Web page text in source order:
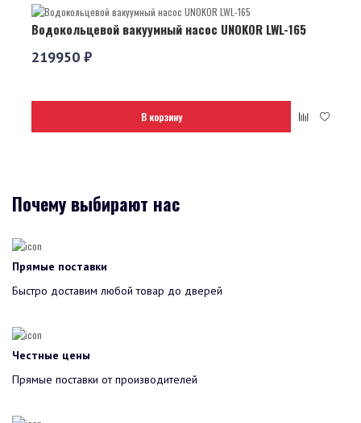
Водокольцевой вакуумный насос UNOKOR LWL-165
219950 ₽
В корзину
Почему выбирают нас
Прямые поставки
Быстро доставим любой товар до дверей
Честные цены
Прямые поставки от производителей